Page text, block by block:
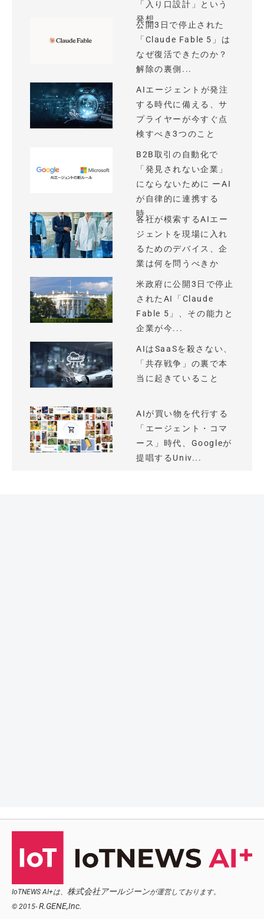
「入り口設計」という
発想
公開3日で停止された
「Claude Fable 5」は
なぜ復活できたのか？
解除の裏側...
AIエージェントが発注
する時代に備える、サ
プライヤーが今すぐ点
検すべき3つのこと
B2B取引の自動化で
「発見されない企業」
にならないために ーAI
が自律的に連携する
時...
各社が模索するAIエー
ジェントを現場に入れ
るためのデバイス、企
業は何を問うべきか
米政府に公開3日で停止
されたAI「Claude
Fable 5」、その能力と
企業が今...
AIはSaaSを殺さない、
「共存戦争」の裏で本
当に起きていること
AIが買い物を代行する
「エージェント・コマ
ース」時代、Googleが
提唱するUniv...
IoTNEWS AI+は、 株式会社アールジーンが運営しております。
© 2015- R.GENE,Inc.